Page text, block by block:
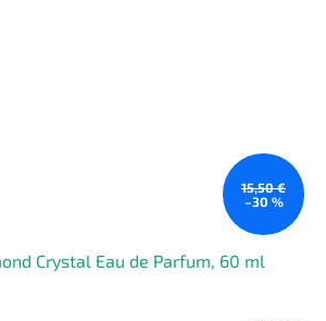
15,50 €
–30 %
Crystal Eau de Parfum, 60 ml